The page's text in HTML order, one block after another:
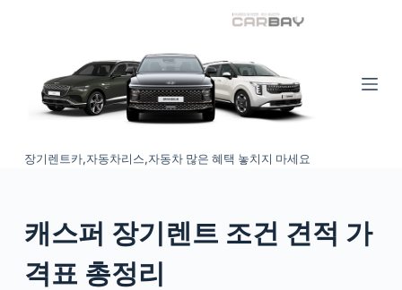
c장기렌트카,자동차리스,자동차 많은 혜택 놓치지 마세요
캐스퍼 장기렌트 조건 견적 가
격표 총정리